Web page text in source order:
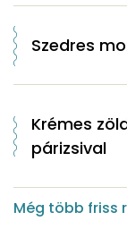
Szedres
Krémes
párizsival
Még több friss